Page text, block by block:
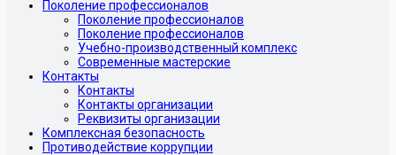
Поколение профессионалов
Поколение профессионалов
Поколение профессионалов
Учебно-производственный комплекс
Современные мастерские
Контакты
Контакты
Контакты организации
Реквизиты организации
Комплексная безопасность
Противодействие коррупции